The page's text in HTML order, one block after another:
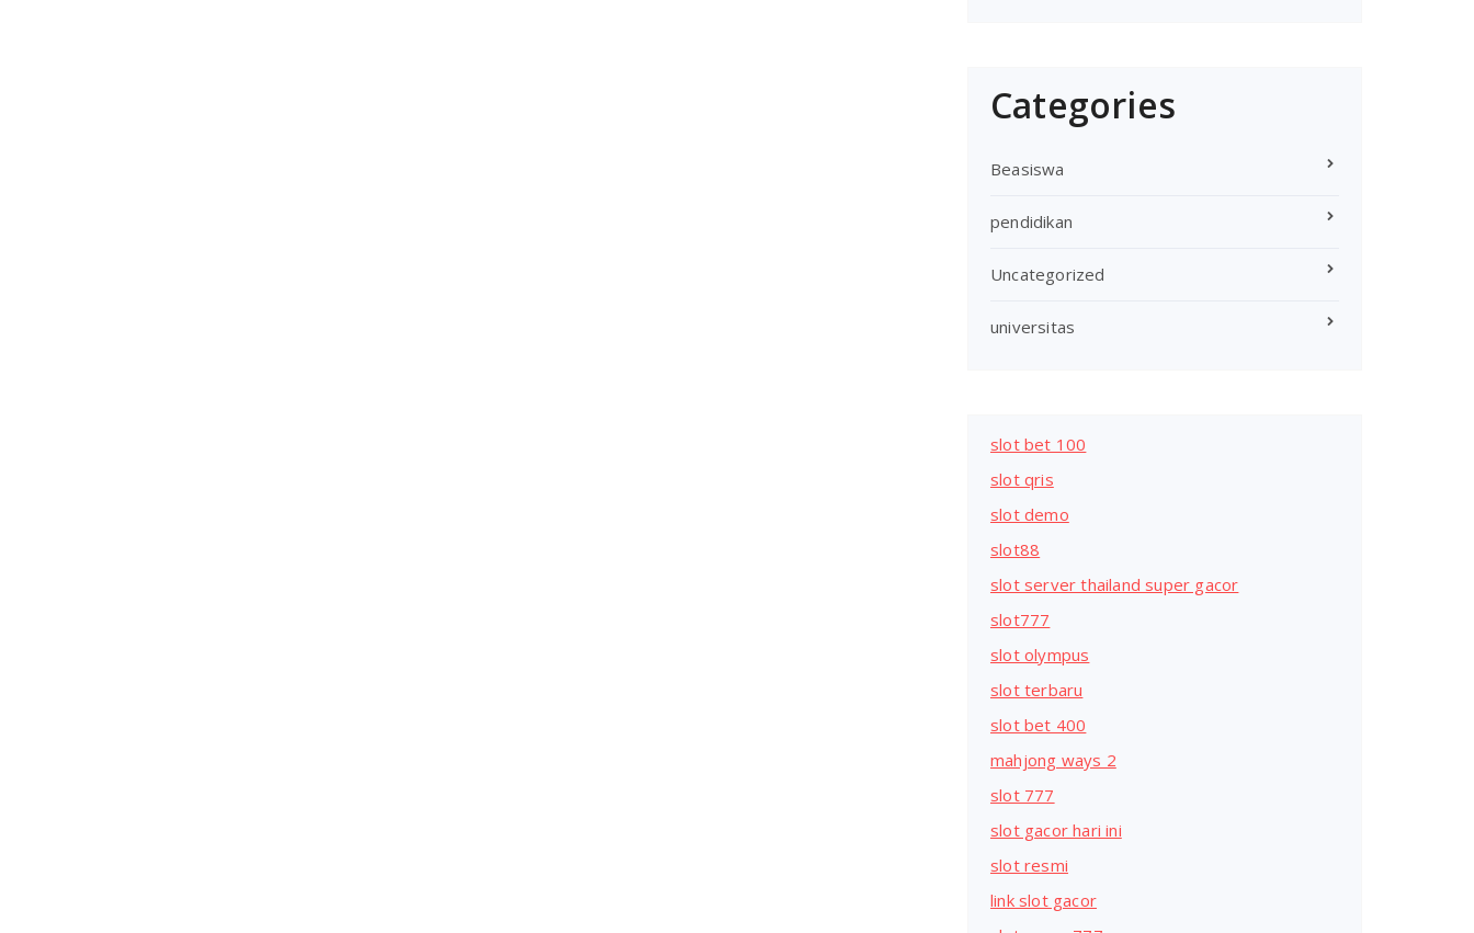
Categories
Beasiswa
pendidikan
Uncategorized
universitas
slot bet 100
slot qris
slot demo
slot88
slot server thailand super gacor
slot777
slot olympus
slot terbaru
slot bet 400
mahjong ways 2
slot 777
slot gacor hari ini
slot resmi
link slot gacor